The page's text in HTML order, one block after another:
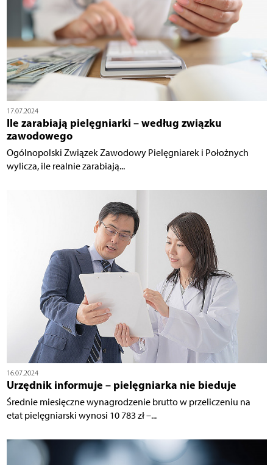
17.07.2024
Ile zarabiają pielęgniarki – według związku
zawodowego
Ogólnopolski Związek Zawodowy Pielęgniarek i Położnych
wylicza, ile realnie zarabiają...
16.07.2024
Urzędnik informuje – pielęgniarka nie bieduje
Średnie miesięczne wynagrodzenie brutto w przeliczeniu na
etat pielęgniarski wynosi 10 783 zł –...